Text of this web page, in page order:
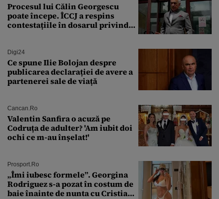
Procesul lui Călin Georgescu
poate începe. ÎCCJ a respins
contestațiile în dosarul privind
Digi24
Ce spune Ilie Bolojan despre
publicarea declarației de avere a
partenerei sale de viață
Cancan.ro
Valentin Sanfira o acuză pe
Codruța de adulter? 'Am iubit doi
ochi ce m-au înșelat!'
Prosport.ro
„Îmi iubesc formele”. Georgina
Rodriguez s-a pozat în costum de
baie înainte de nunta cu Cristiano